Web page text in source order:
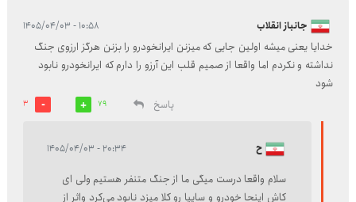
جانباز انقلاب ۱۰:۵۸ - ۱۴۰۵/۰۴/۰۳
خدایا یعنی میشه اولین جایی که میزنن ایرانخودرو را بزنن هرگز ارزوی جنگ
نداشته و نکردم اما واقعا از صمیم قلب این آرزو را دارم که ایرانخودرو نابود
شود
پاسخ
79
3
ح ۲۰:۳۴ - ۱۴۰۵/۰۴/۰۳
سلام واقعا درست میگی ما از جنگ متنفر هستیم ولی ای
کاش اینجا خودرو و سایپا رو کلا میزد نابود می‌کرد واثر از